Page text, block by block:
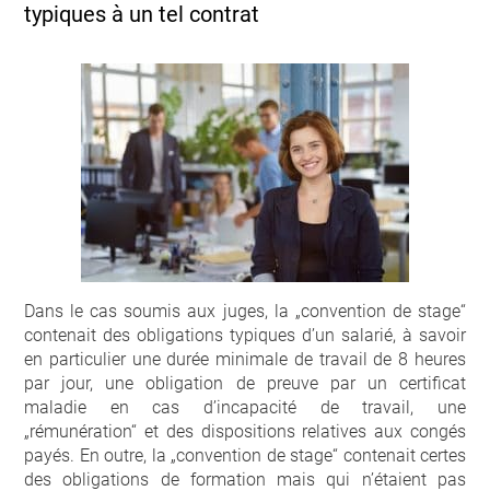
typiques à un tel contrat
Dans le cas soumis aux juges, la „convention de stage“
contenait des obligations typiques d’un salarié, à savoir
en particulier une durée minimale de travail de 8 heures
par jour, une obligation de preuve par un certificat
maladie en cas d’incapacité de travail, une
„rémunération“ et des dispositions relatives aux congés
payés. En outre, la „convention de stage“ contenait certes
des obligations de formation mais qui n’étaient pas